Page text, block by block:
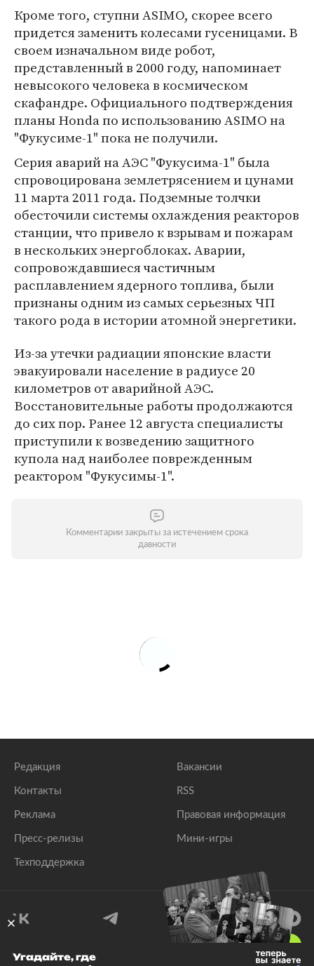
Кроме того, ступни ASIMO, скорее всего
придется заменить колесами гусеницами. В
своем изначальном виде робот,
представленный в 2000 году, напоминает
невысокого человека в космическом
скафандре. Официального подтверждения
планы Honda по использованию ASIMO на
"Фукусиме-1" пока не получили.
Серия аварий на АЭС "Фукусима-1" была
спровоцирована землетрясением и цунами
11 марта 2011 года. Подземные толчки
обесточили системы охлаждения реакторов
станции, что привело к взрывам и пожарам
в нескольких энергоблоках. Аварии,
сопровождавшиеся частичным
расплавлением ядерного топлива, были
признаны одним из самых серьезных ЧП
такого рода в истории атомной энергетики.
Из-за утечки радиации японские власти
эвакуировали население в радиусе 20
километров от аварийной АЭС.
Восстановительные работы продолжаются
до сих пор. Ранее 12 августа специалисты
приступили к возведению защитного
купола над наиболее поврежденным
реактором "Фукусимы-1".
Комментарии закрыты за истечением срока
давности
Редакция
Контакты
Реклама
Пресс-релизы
Техподдержка
Вакансии
RSS
Правовая информация
Мини-игры
Угадайте, где